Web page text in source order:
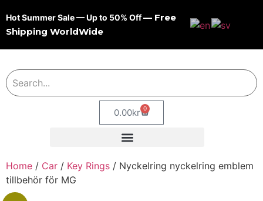
Hot Summer Sale — Up to 50% Off— Free
Shipping WorldWide
0.00kr 0
Home / Car / Key Rings / Nyckelring nyckelring emblem
tillbehör för MG